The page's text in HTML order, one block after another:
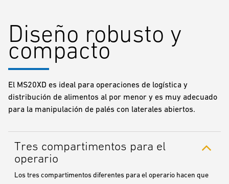
Diseño robusto y
compacto
El MS20XD es ideal para operaciones de logística y
distribución de alimentos al por menor y es muy adecuado
para la manipulación de palés con laterales abiertos.
Tres compartimentos para el
operario
Los tres compartimentos diferentes para el operario hacen que